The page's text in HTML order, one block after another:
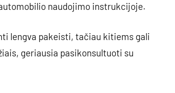
naudojimo instrukcijoje.
lengva pakeisti, tačiau kitiems gali
geriausia pasikonsultuoti su